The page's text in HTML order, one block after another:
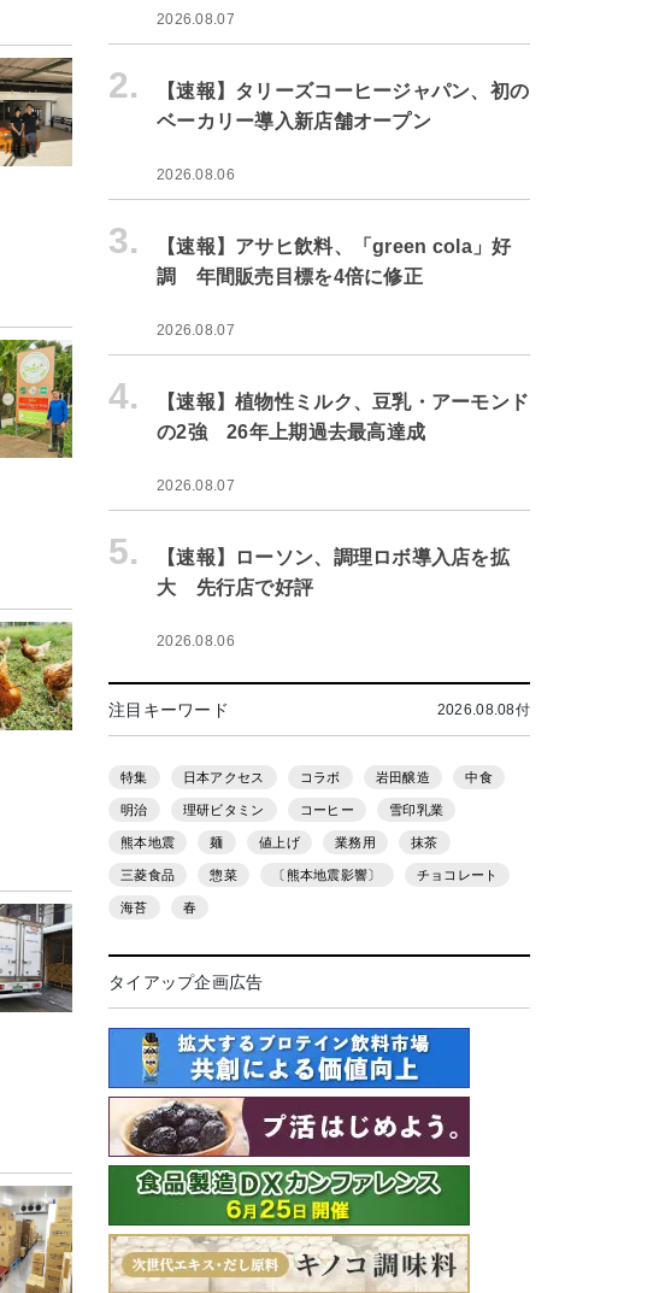
2026.08.07
2.
【速報】タリーズコーヒージャパン、初の
ベーカリー導入新店舗オープン
2026.08.06
3.
【速報】アサヒ飲料、「green cola」好
調 年間販売目標を4倍に修正
2026.08.07
4.
【速報】植物性ミルク、豆乳・アーモンド
の2強 26年上期過去最高達成
2026.08.07
5.
【速報】ローソン、調理ロボ導入店を拡
大 先行店で好評
2026.08.06
注目キーワード 2026.08.08付
特集 日本アクセス コラボ 岩田醸造 中食
明治 理研ビタミン コーヒー 雪印乳業
熊本地震 麺 値上げ 業務用 抹茶
三菱食品 惣菜 〔熊本地震影響〕 チョコレート
海苔 春
タイアップ企画広告